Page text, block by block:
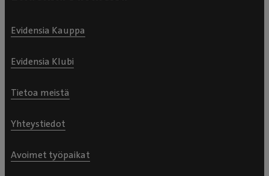
Evidensia Kauppa
Evidensia Klubi
Tietoa meistä
Yhteystiedot
Avoimet työpaikat